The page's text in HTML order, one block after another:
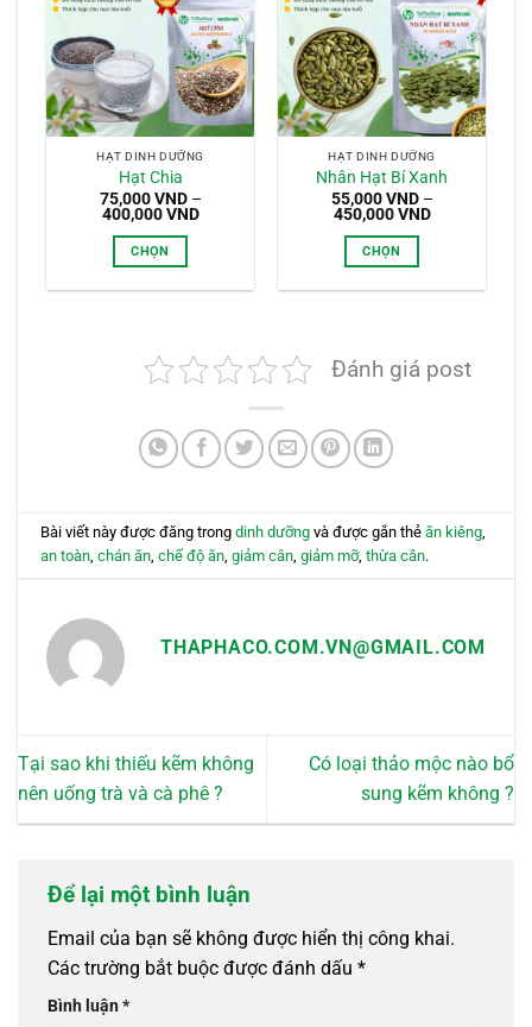
HẠT DINH DƯỠNG
Hạt Chia
75,000VND –
400,000VNDKhoảng
400,000 VND
CHỌN
có
nhiều
thể.
Các
có
thể
trang
HẠT DINH DƯỠNG
Nhân Hạt Bí Xanh
55,000VND –
450,000VNDKhoảng
450,000 VND
CHỌN
nhiều
thể.
Các
có
thể
trang
Đánh giá post
Bài viết này được đăng trongdinh dưỡng và được gắn thẻăn kiêng,
an toàn,chán ăn,chế độ ăn,giảm cân,giảm mỡ,thừa cân.
THAPHACO.COM.VN@GMAIL.COM
Tại sao khi thiếu kẽm không
nên uống trà và cà phê ?
Có loại thảo mộc nào bổ
sung kẽm không ?
Để lại một bình luận
Email của bạn sẽ không được hiển thị công khai.
Các trường bắt buộc được đánh dấu *
Bình luận*